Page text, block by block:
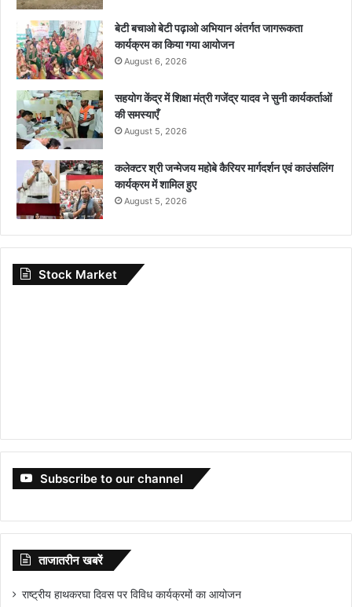
बेटी बचाओ बेटी पढ़ाओ अभियान अंतर्गत जागरूकता
कार्यक्रम का किया गया आयोजन
August 6, 2026
सहयोग केंद्र में शिक्षा मंत्री गजेंद्र यादव ने सुनी कार्यकर्ताओं
की समस्याएँ
August 5, 2026
कलेक्टर श्री जन्मेजय महोबे कैरियर मार्गदर्शन एवं काउंसलिंग
कार्यक्रम में शामिल हुए
August 5, 2026
Stock Market
Subscribe to our channel
ताजातरीन खबरें
राष्ट्रीय हाथकरघा दिवस पर विविध कार्यक्रमों का आयोजन